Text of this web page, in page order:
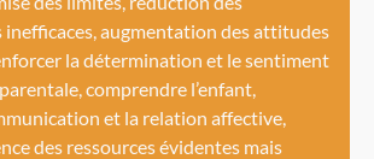
augmentation des attitudes
la détermination et le sentiment
comprendre l’enfant,
et la relation affective,
des ressources évidentes mais